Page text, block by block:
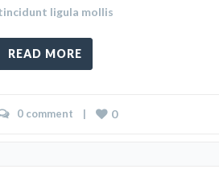
ligula mollis
READ MORE
0 comment
    |
0